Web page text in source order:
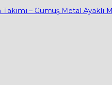
– Gümüş Metal Ayaklı